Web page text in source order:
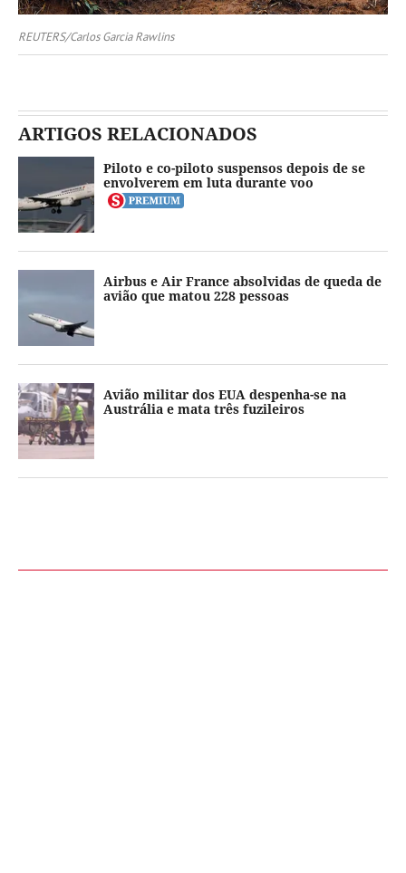
REUTERS/Carlos Garcia Rawlins
ARTIGOS RELACIONADOS
Piloto e co-piloto suspensos depois de se
envolverem em luta durante voo
Airbus e Air France absolvidas de queda de
avião que matou 228 pessoas
Avião militar dos EUA despenha-se na
Austrália e mata três fuzileiros